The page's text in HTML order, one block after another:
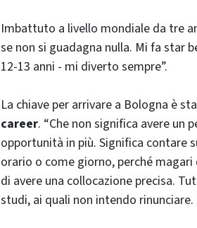
Imbattuto a livello mondiale da tre
se non si guadagna nulla. Mi fa star
12-13 anni - mi diverto sempre”.
La chiave per arrivare a Bologna è
career. “Che non significa avere un
opportunità in più. Significa contare
orario o come giorno, perché
di avere una collocazione precisa.
studi, ai quali non intendo